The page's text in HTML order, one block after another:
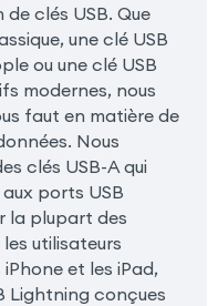
clés USB. Que
une clé USB
ou une clé USB
modernes, nous
faut en matière de
Nous
clés USB-A qui
ports USB
la plupart des
utilisateurs
et les iPad,
Lightning conçues